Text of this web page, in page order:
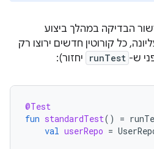
הבדיקה במהלך ביצוע
כל קורוטין חדשים ירוצו רק
ש- runTest יחזור):
@Test
fun standardTest() =
val userRepo =